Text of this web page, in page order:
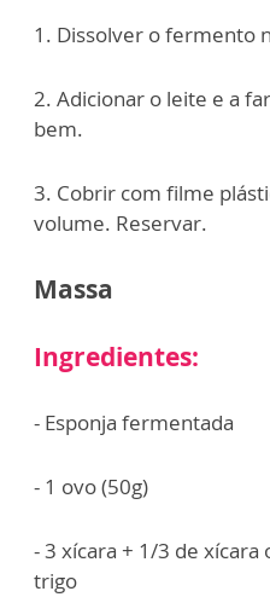
1. Dissolver o fermento
2. Adicionar o leite e a
bem.
3. Cobrir com filme
volume. Reservar.
Massa
Ingredientes:
- Esponja fermentada
- 1 ovo (50g)
- 3 xícara + 1/3 de
trigo